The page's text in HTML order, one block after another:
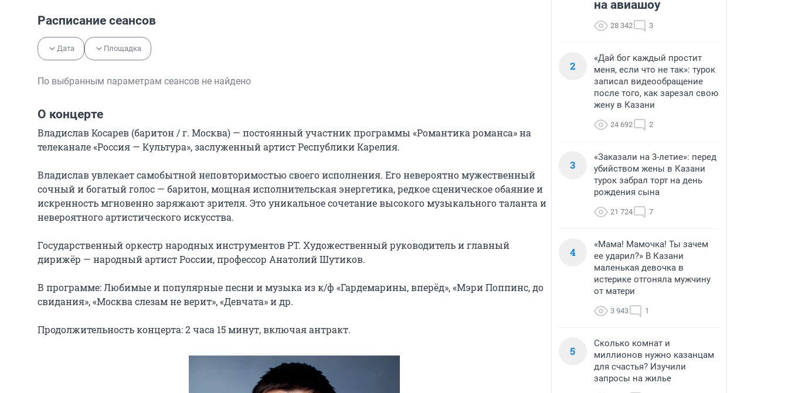
Расписание сеансов
Дата Площадка
По выбранным параметрам сеансов не найдено
О концерте
Владислав Косарев (баритон / г. Москва) — постоянный участник программы «Романтика романса» на
телеканале «Россия — Культура», заслуженный артист Республики Карелия.
Владислав увлекает самобытной неповторимостью своего исполнения. Его невероятно мужественный
сочный и богатый голос — баритон, мощная исполнительская энергетика, редкое сценическое обаяние и
искренность мгновенно заряжают зрителя. Это уникальное сочетание высокого музыкального таланта и
невероятного артистического искусства.
Государственный оркестр народных инструментов РТ. Художественный руководитель и главный
дирижёр — народный артист России, профессор Анатолий Шутиков.
В программе: Любимые и популярные песни и музыка из к/ф «Гардемарины, вперёд», «Мэри Поппинс, до
свидания», «Москва слезам не верит», «Девчата» и др.
Продолжительность концерта: 2 часа 15 минут, включая антракт.
на авиашоу
28 342 3
2
«Дай бог каждый простит
меня, если что не так»: турок
записал видеообращение
после того, как зарезал свою
жену в Казани
24 692 2
3
«Заказали на 3-летие»: перед
убийством жены в Казани
турок забрал торт на день
рождения сына
21 724 7
4
«Мама! Мамочка! Ты зачем
ее ударил?» В Казани
маленькая девочка в
истерике отгоняла мужчину
от матери
3 943 1
5
Сколько комнат и
миллионов нужно казанцам
для счастья? Изучили
запросы на жилье